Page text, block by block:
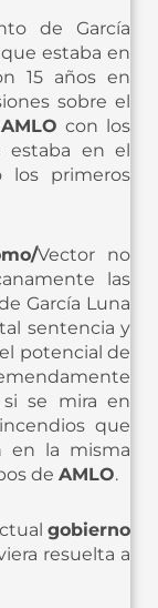
de García
estaba en
15 años en
sobre el
con los
estaba en el
los primeros
Vector no
las
García Luna
sentencia y
potencial de
se mira en
que
en la misma
de AMLO.
gobierno
resuelta a